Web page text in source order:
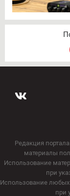
Редакция
материалы
Использование
при
Использование любых
при